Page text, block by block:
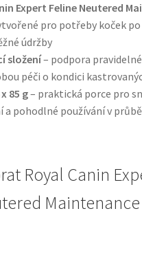
pro psy
pro psy — Italské holistic
pelíšky
Expert Feline Neutered
pro potřeby koček
údržby
složení– podpora
péči o kondici
85 g– praktická porce pro
a pohodlné používání v
Royal Canin
Maintenance